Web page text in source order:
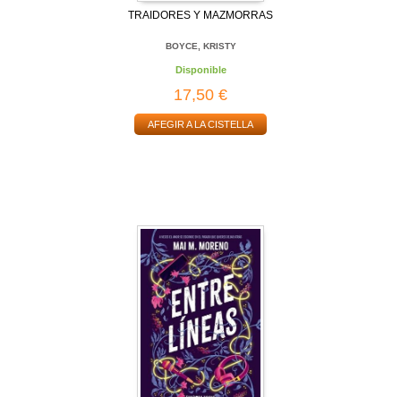
TRAIDORES Y MAZMORRAS
BOYCE, KRISTY
Disponible
17,50 €
AFEGIR A LA CISTELLA